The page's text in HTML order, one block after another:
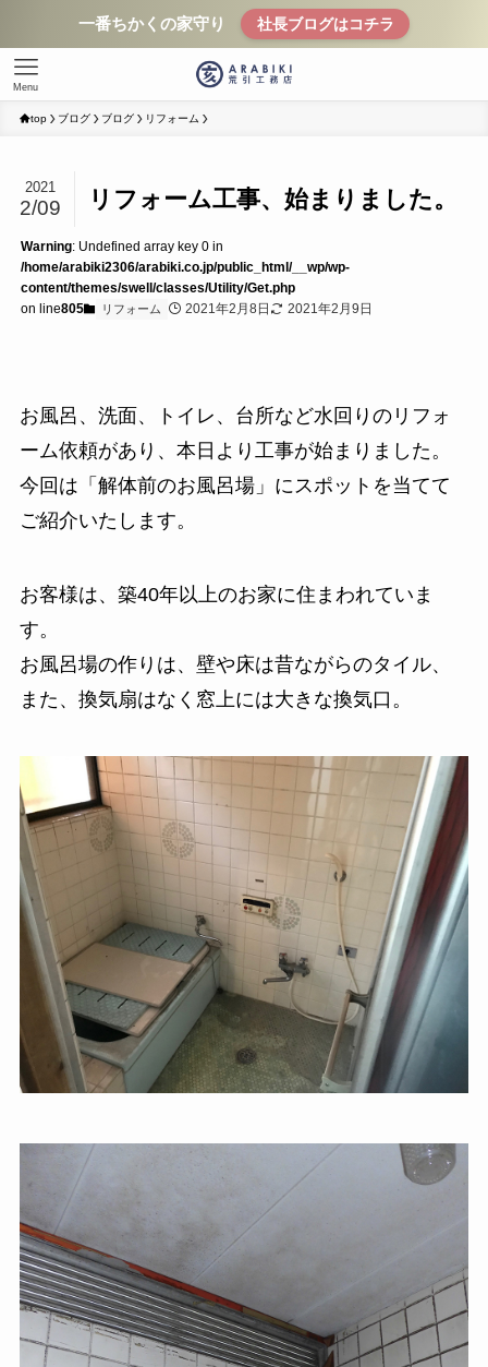
一番ちかくの家守り 社長ブログはコチラ
Menu
top ブログ ブログ リフォーム
リフォーム工事、始まりました。
2021
2/09
Warning: Undefined array key 0 in
/home/arabiki2306/arabiki.co.jp/public_html/__wp/wp-
content/themes/swell/classes/Utility/Get.php
on line805 リフォーム 2021年2月8日 2021年2月9日
お風呂、洗面、トイレ、台所など水回りのリフォ
ーム依頼があり、本日より工事が始まりました。
今回は「解体前のお風呂場」にスポットを当てて
ご紹介いたします。
お客様は、築40年以上のお家に住まわれていま
す。
お風呂場の作りは、壁や床は昔ながらのタイル、
また、換気扇はなく窓上には大きな換気口。